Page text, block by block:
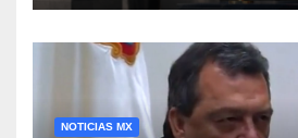
NOTICIAS MX